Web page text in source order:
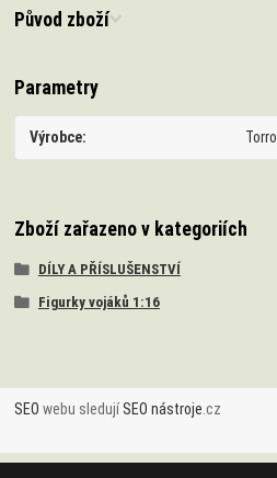
Původ zboží
Parametry
Výrobce Torro
Zboží zařazeno v kategoriích
DÍLY A PŘÍSLUŠENSTVÍ
Figurky vojáků 1:16
SEO webu sledujíSEO nástroje .cz